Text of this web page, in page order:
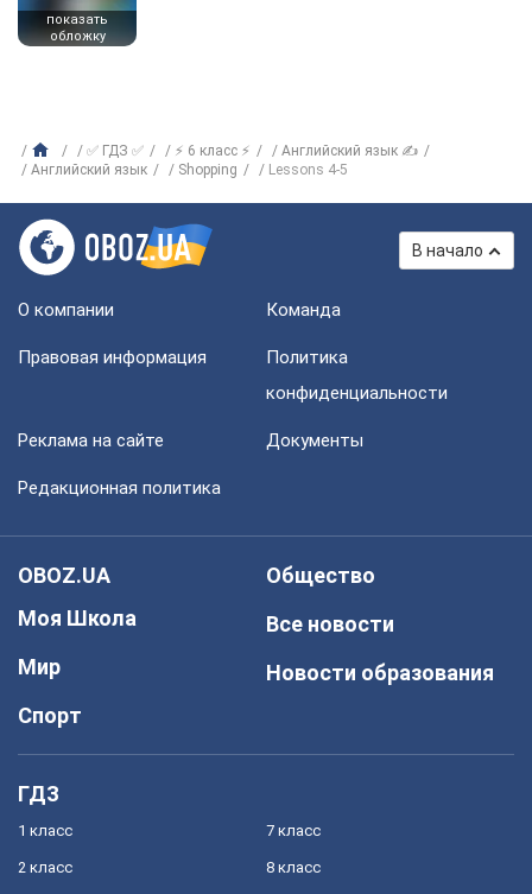
показать
обложку
✅ ГДЗ ✅ ⚡ 6 класс ⚡
Английский язык ✍
Английский язык
Shopping Lessons 4-5
В начало
О компании Команда
Правовая информация
Политика
конфиденциальности
Реклама на сайте Документы
Редакционная политика
OBOZ.UA
Моя Школа
Мир
Спорт
Общество
Все новости
Новости образования
ГДЗ
1 класс
2 класс
7 класс
8 класс